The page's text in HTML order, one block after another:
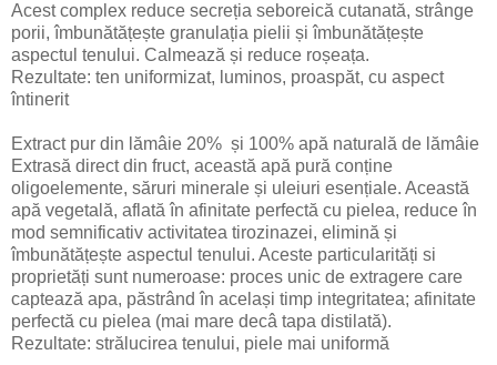
Acest complex reduce secreția seboreică cutanată, strânge
porii, îmbunătățește granulația pielii și îmbunătățește
aspectul tenului. Calmează și reduce roșeața.
Rezultate: ten uniformizat, luminos, proaspăt, cu aspect
întinerit
Extract pur din lămâie 20% și 100% apă naturală de lămâie
Extrasă direct din fruct, această apă pură conține
oligoelemente, săruri minerale și uleiuri esențiale. Această
apă vegetală, aflată în afinitate perfectă cu pielea, reduce în
mod semnificativ activitatea tirozinazei, elimină și
îmbunătățește aspectul tenului. Aceste particularități si
proprietăți sunt numeroase: proces unic de extragere care
captează apa, păstrând în același timp integritatea; afinitate
perfectă cu pielea (mai mare decâ tapa distilată).
Rezultate: strălucirea tenului, piele mai uniformă